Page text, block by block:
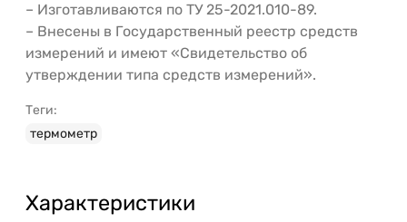
– Изготавливаются по ТУ 25-2021.010-89.
– Внесены в Государственный реестр средств
измерений и имеют «Свидетельство об
утверждении типа средств измерений».
Теги:
термометр
Характеристики